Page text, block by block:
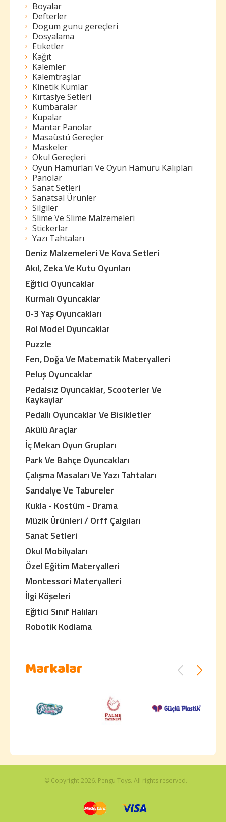
Boyalar
Defterler
Dogum gunu gereçleri
Dosyalama
Etıketler
Kağıt
Kalemler
Kalemtraşlar
Kinetik Kumlar
Kırtasiye Setleri
Kumbaralar
Kupalar
Mantar Panolar
Masaüstü Gereçler
Maskeler
Okul Gereçleri
Oyun Hamurları Ve Oyun Hamuru Kalıpları
Panolar
Sanat Setleri
Sanatsal Ürünler
Silgiler
Slime Ve Slime Malzemeleri
Stickerlar
Yazı Tahtaları
Deniz Malzemeleri Ve Kova Setleri
Akıl, Zeka Ve Kutu Oyunları
Eğitici Oyuncaklar
Kurmalı Oyuncaklar
0-3 Yaş Oyuncakları
Rol Model Oyuncaklar
Puzzle
Fen, Doğa Ve Matematik Materyalleri
Peluş Oyuncaklar
Pedalsız Oyuncaklar, Scooterler Ve
Kaykaylar
Pedallı Oyuncaklar Ve Bisikletler
Akülü Araçlar
İç Mekan Oyun Grupları
Park Ve Bahçe Oyuncakları
Çalışma Masaları Ve Yazı Tahtaları
Sandalye Ve Tabureler
Kukla - Kostüm - Drama
Müzik Ürünleri / Orff Çalgıları
Sanat Setleri
Okul Mobilyaları
Özel Eğitim Materyalleri
Montessori Materyalleri
İlgi Köşeleri
Eğitici Sınıf Halıları
Robotik Kodlama
Markalar
© Copyright 2026. Pengu Toys. All rights reserved.